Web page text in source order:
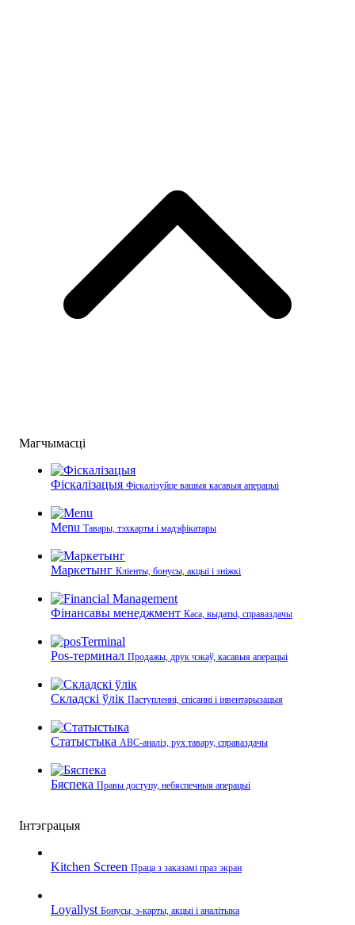
Магчымасці
Фіскалізацыя Фіскалізуйце вашыя касавыя аперацыі
Menu Тавары, тэхкарты і мадэфікатары
Маркетынг Кліенты, бонусы, акцыі і зніжкі
Фінансавы менеджмент Каса, выдаткі, справаздачы
Pos-терминал Продажы, друк чэкаў, касавыя аперацыі
Складскі ўлік Паступленні, спісанні і інвентарызацыя
Статыстыка ABC-аналіз, рух тавару, справаздачы
Бяспека Правы доступу, небяспечныя аперацыі
Інтэграцыя
Kitchen Screen Праца з заказамі праз экран
Loyallyst Бонусы, э‑карты, акцыі і аналітыка